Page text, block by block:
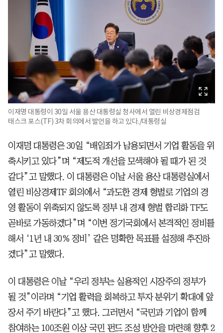
이재명 대통령이 30일 서울 용산 대통령실 청사에서 열린 비상경제점검
태스크 포스(TF) 3차 회의에서 발언을 하고 있다./대통령실
이재명 대통령은 30일 “배임죄가 남용되면서 기업 활동을 위
축시키고 있다”며 “제도적 개선을 모색해야 될 때가 된 것
같다”고 말했다. 이 대통령은 이날 서울 용산 대통령실에서
열린 비상경제TF 회의에서 “과도한 경제 형벌로 기업의 경
영 활동이 위축되지 않도록 정부 내 경제 형벌 합리화 TF도
곧바로 가동하겠다”며 “이번 정기국회에서 본격적인 정비를
해서 ‘1년 내 30% 정비’ 같은 명확한 목표를 설정해 추진하
겠다”고 말했다.
이 대통령은 이날 “우리 정부는 실용적인 시장주의 정부가
될 것”이라며 “기업 활력을 회복하고 투자 분위기 확대에 앞
장서 주기 바란다”고 했다. 그러면서 “국민과 기업이 함께
참여하는 100조원 이상 국민 펀드 조성 방안을 마련해 향후 2